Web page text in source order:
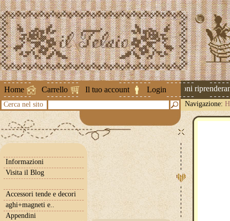
Home Carrello Il tuo account Login
Attenzione ! Le spedizioni
Cerca nel sito Navigazione:
Informazioni
Visita il Blog
Accessori tende e decori
aghi+magneti e..
Appendini